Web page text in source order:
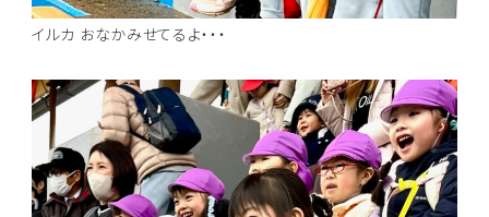
イルカ おなかみせてるよ・・・